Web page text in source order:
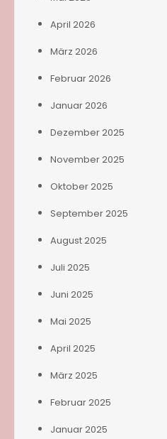
April 2026
März 2026
Februar 2026
Januar 2026
Dezember 2025
November 2025
Oktober 2025
September 2025
August 2025
Juli 2025
Juni 2025
Mai 2025
April 2025
März 2025
Februar 2025
Januar 2025